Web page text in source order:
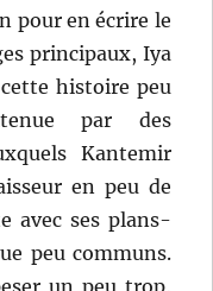
pour en écrire le
principaux, Iya
histoire peu
par des
Kantemir
en peu de
avec ses plans-
peu communs.
un peu trop,